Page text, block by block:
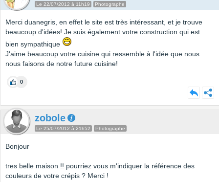
Le 22/07/2012 à 11h19 Photographe
Merci duanegris, en effet le site est très intéressant, et je trouve
beaucoup d'idées! Je suis également votre construction qui est
bien sympathique
J'aime beaucoup votre cuisine qui ressemble à l'idée que nous
nous faisons de notre future cuisine!
0
zobole
Le 25/07/2012 à 21h52 Photographe
Bonjour
tres belle maison !! pourriez vous m'indiquer la référence des
couleurs de votre crépis ? Merci !